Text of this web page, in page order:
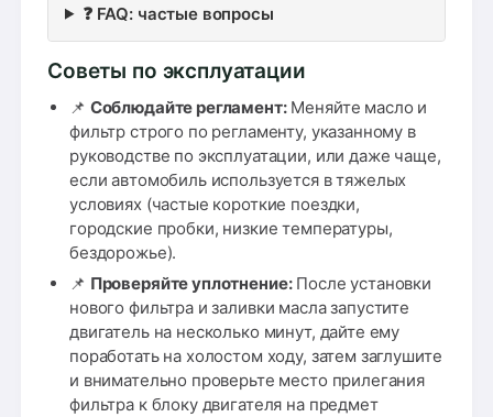
❓ FAQ: частые вопросы
Советы по эксплуатации
📌 Соблюдайте регламент:Меняйте масло и
фильтр строго по регламенту, указанному в
руководстве по эксплуатации, или даже чаще,
если автомобиль используется в тяжелых
условиях (частые короткие поездки,
городские пробки, низкие температуры,
бездорожье).
📌 Проверяйте уплотнение:После установки
нового фильтра и заливки масла запустите
двигатель на несколько минут, дайте ему
поработать на холостом ходу, затем заглушите
и внимательно проверьте место прилегания
фильтра к блоку двигателя на предмет